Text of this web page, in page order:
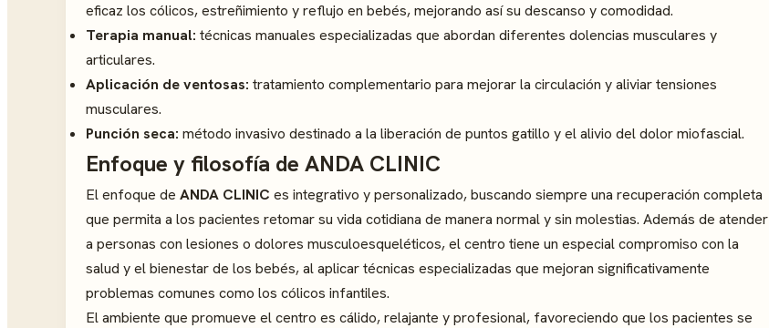
eficaz los cólicos, estreñimiento y reflujo en bebés, mejorando así su descanso y comodidad.
Terapia manual: técnicas manuales especializadas que abordan diferentes dolencias musculares y
articulares.
Aplicación de ventosas: tratamiento complementario para mejorar la circulación y aliviar tensiones
musculares.
Punción seca: método invasivo destinado a la liberación de puntos gatillo y el alivio del dolor miofascial.
Enfoque y filosofía de ANDA CLINIC
El enfoque de ANDA CLINIC es integrativo y personalizado, buscando siempre una recuperación completa
que permita a los pacientes retomar su vida cotidiana de manera normal y sin molestias. Además de atender
a personas con lesiones o dolores musculoesqueléticos, el centro tiene un especial compromiso con la
salud y el bienestar de los bebés, al aplicar técnicas especializadas que mejoran significativamente
problemas comunes como los cólicos infantiles.
El ambiente que promueve el centro es cálido, relajante y profesional, favoreciendo que los pacientes se